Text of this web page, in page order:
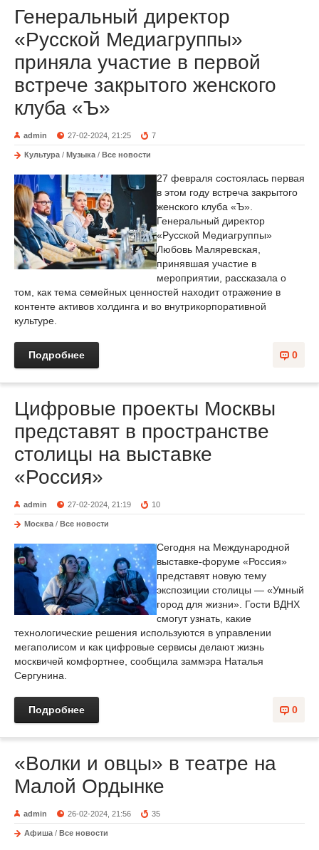
Генеральный директор
«Русской Медиагруппы»
приняла участие в первой
встрече закрытого женского
клуба «Ъ»
admin 27-02-2024, 21:25 7
Культура / Музыка / Все новости
27 февраля состоялась первая
в этом году встреча закрытого
женского клуба «Ъ».
Генеральный директор
«Русской Медиагруппы»
Любовь Маляревская,
принявшая участие в
мероприятии, рассказала о
том, как тема семейных ценностей находит отражение в
контенте активов холдинга и во внутрикорпоративной
культуре.
0
Подробнее
Цифровые проекты Москвы
представят в пространстве
столицы на выставке
«Россия»
admin 27-02-2024, 21:19 10
Москва / Все новости
Сегодня на Международной
выставке-форуме «Россия»
представят новую тему
экспозиции столицы — «Умный
город для жизни». Гости ВДНХ
смогут узнать, какие
технологические решения используются в управлении
мегаполисом и как цифровые сервисы делают жизнь
москвичей комфортнее, сообщила заммэра Наталья
Сергунина.
0
Подробнее
«Волки и овцы» в театре на
Малой Ордынке
admin 26-02-2024, 21:56 35
Афиша / Все новости